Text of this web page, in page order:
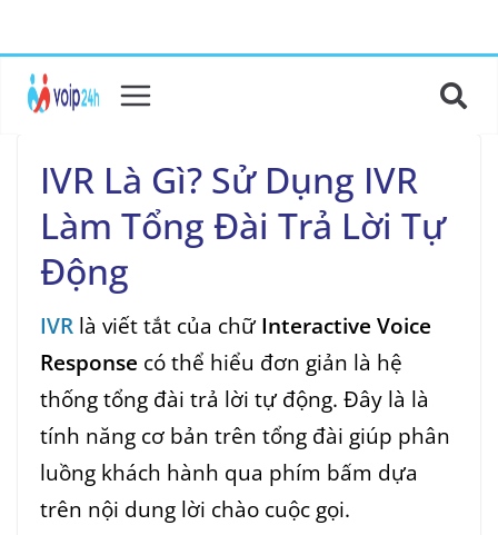
IVR Là Gì? Sử Dụng IVR
Làm Tổng Đài Trả Lời Tự
Động
IVR là viết tắt của chữ Interactive Voice
Response có thể hiểu đơn giản là hệ
thống tổng đài trả lời tự động. Đây là là
tính năng cơ bản trên tổng đài giúp phân
luồng khách hành qua phím bấm dựa
trên nội dung lời chào cuộc gọi.